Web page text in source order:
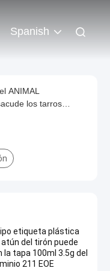
Spanish
ANIMAL
los tarros
etiqueta plástica
atún del tirón puede
la tapa 100ml 3.5g del
211 EOE